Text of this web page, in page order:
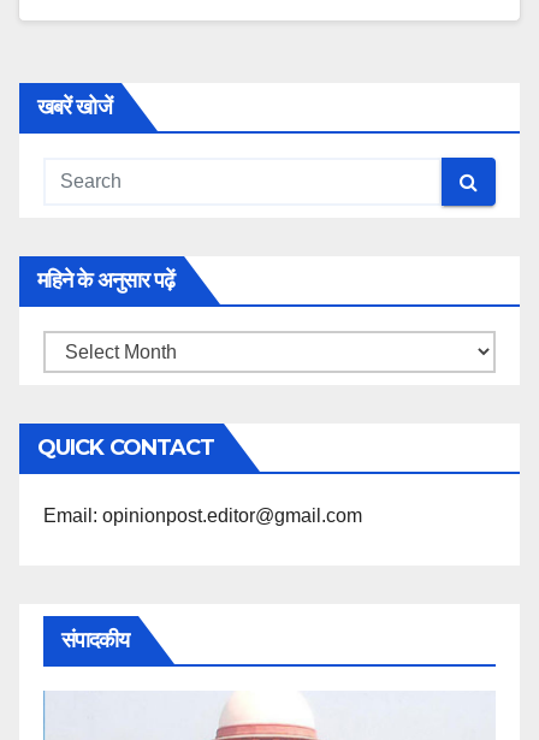
खबरें खोजें
महिने के अनुसार पढ़ें
महिने
अनुसार
पढ़ें
QUICK CONTACT
Email: opinionpost.editor@gmail.com
संपादकीय